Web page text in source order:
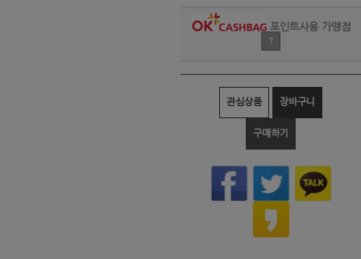
포인트사용 가맹점
?
관심상품 장바구니
구매하기